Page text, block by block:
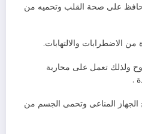
على صحة القلب وتحميه من
ولذلك تعمل على محاربة
.
الجهاز المناعى وتحمى الجسم من